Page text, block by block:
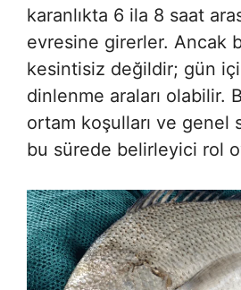
karanlıkta 6 ila 8 saat
evresine girerler. Ancak
kesintisiz değildir; gün
dinlenme araları olabilir.
ortam koşulları ve genel
bu sürede belirleyici rol